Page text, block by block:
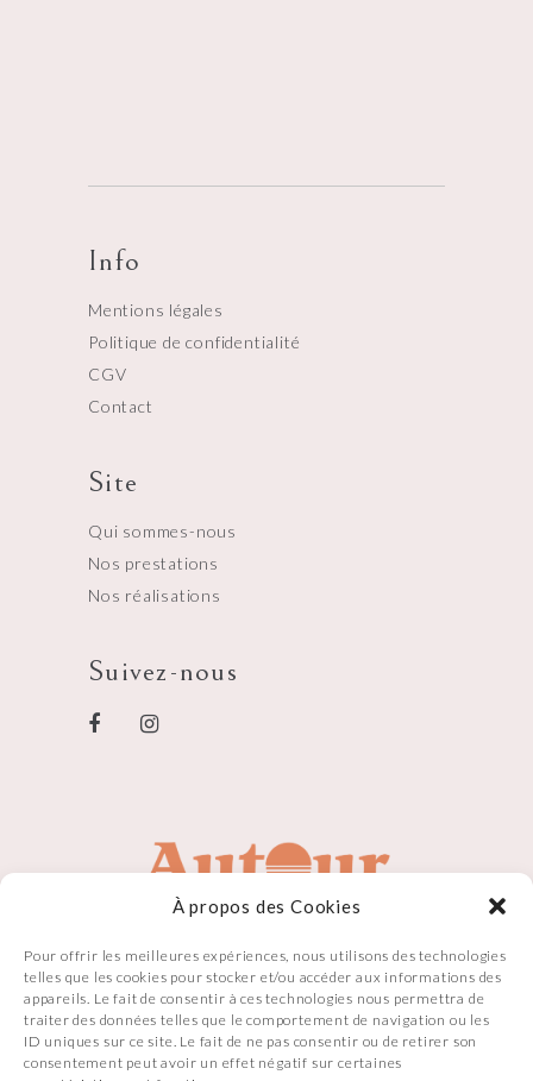
À propos des Cookies
Pour offrir les meilleures expériences, nous utilisons des technologies
telles que les cookies pour stocker et/ou accéder aux informations des
appareils. Le fait de consentir à ces technologies nous permettra de
traiter des données telles que le comportement de navigation ou les
ID uniques sur ce site. Le fait de ne pas consentir ou de retirer son
consentement peut avoir un effet négatif sur certaines
Info
Mentions légales
Politique de confidentialité
CGV
Contact
Site
Qui sommes-nous
Nos prestations
Nos réalisations
Suivez-nous